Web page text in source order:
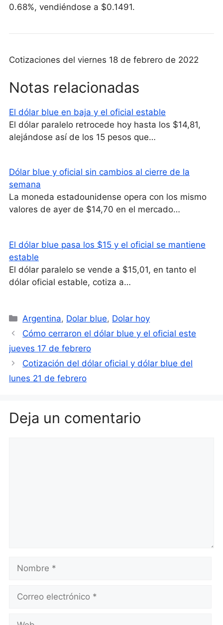
0.68%, vendiéndose a $0.1491.
Cotizaciones del viernes 18 de febrero de 2022
Notas relacionadas
El dólar blue en baja y el oficial estable
El dólar paralelo retrocede hoy hasta los $14,81,
alejándose así de los 15 pesos que…
Dólar blue y oficial sin cambios al cierre de la
semana
La moneda estadounidense opera con los mismo
valores de ayer de $14,70 en el mercado…
El dólar blue pasa los $15 y el oficial se mantiene
estable
El dólar paralelo se vende a $15,01, en tanto el
dólar oficial estable, cotiza a…
Categorías
Argentina, Dolar blue, Dolar hoy
Cómo cerraron el dólar blue y el oficial este
jueves 17 de febrero
Cotización del dólar oficial y dólar blue del
lunes 21 de febrero
Deja un comentario
Nombre
Correo
Web